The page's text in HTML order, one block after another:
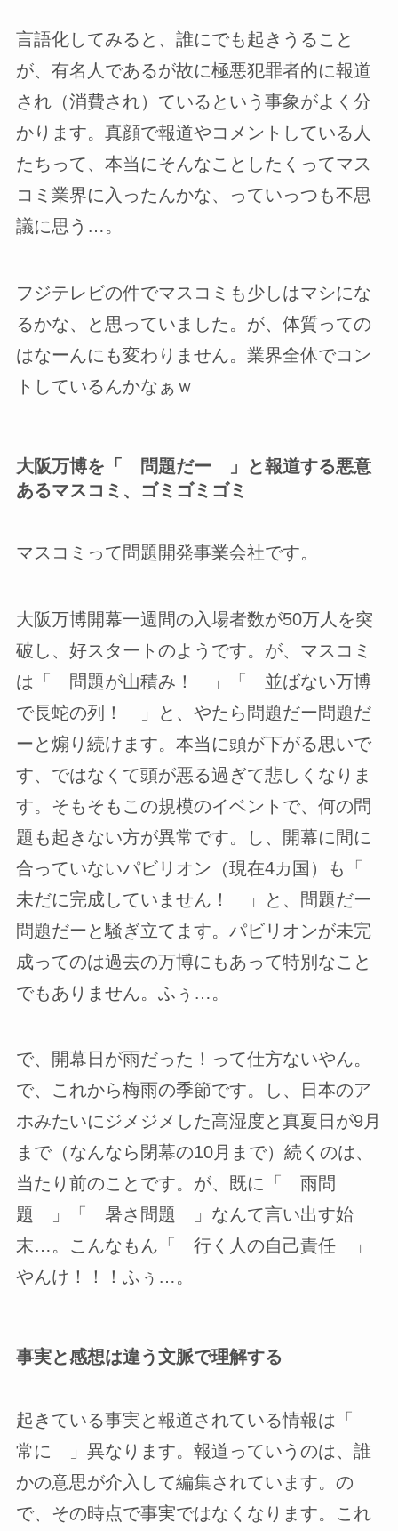
言語化してみると、誰にでも起きうること
が、有名人であるが故に極悪犯罪者的に報道
され（消費され）ているという事象がよく分
かります。真顔で報道やコメントしている人
たちって、本当にそんなことしたくってマス
コミ業界に入ったんかな、っていっつも不思
議に思う…。
フジテレビの件でマスコミも少しはマシにな
るかな、と思っていました。が、体質っての
はなーんにも変わりません。業界全体でコン
トしているんかなぁｗ
大阪万博を「 問題だー 」と報道する悪意
あるマスコミ、ゴミゴミゴミ
マスコミって問題開発事業会社です。
大阪万博開幕一週間の入場者数が50万人を突
破し、好スタートのようです。が、マスコミ
は「 問題が山積み！ 」「 並ばない万博
で長蛇の列！ 」と、やたら問題だー問題だ
ーと煽り続けます。本当に頭が下がる思いで
す、ではなくて頭が悪る過ぎて悲しくなりま
す。そもそもこの規模のイベントで、何の問
題も起きない方が異常です。し、開幕に間に
合っていないパビリオン（現在4カ国）も「
未だに完成していません！ 」と、問題だー
問題だーと騒ぎ立てます。パビリオンが未完
成ってのは過去の万博にもあって特別なこと
でもありません。ふぅ…。
で、開幕日が雨だった！って仕方ないやん。
で、これから梅雨の季節です。し、日本のア
ホみたいにジメジメした高湿度と真夏日が9月
まで（なんなら閉幕の10月まで）続くのは、
当たり前のことです。が、既に「 雨問
題 」「 暑さ問題 」なんて言い出す始
末…。こんなもん「 行く人の自己責任 」
やんけ！！！ふぅ…。
事実と感想は違う文脈で理解する
起きている事実と報道されている情報は「
常に 」異なります。報道っていうのは、誰
かの意思が介入して編集されています。の
で、その時点で事実ではなくなります。これ